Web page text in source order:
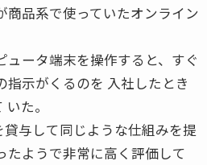
商品系で使っていたオンライン
ュータ端末を操作すると、すぐ
指示がくるのを 入社したとき
た。
与して同じような仕組みを提
たようで非常に高く評価して